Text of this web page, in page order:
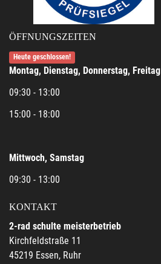
ÖFFNUNGSZEITEN
Heute geschlossen!
Montag, Dienstag, Donnerstag, Freitag
09:30 - 13:00
15:00 - 18:00
Mittwoch, Samstag
09:30 - 13:00
KONTAKT
2-rad schulte meisterbetrieb
Kirchfeldstraße 11
45219 Essen, Ruhr